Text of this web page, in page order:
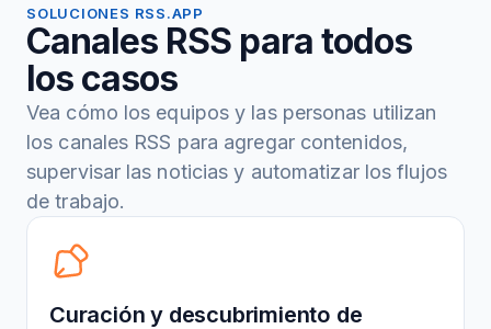
SOLUCIONES RSS.APP
Canales RSS para todos
los casos
Vea cómo los equipos y las personas utilizan
los canales RSS para agregar contenidos,
supervisar las noticias y automatizar los flujos
de trabajo.
Curación y descubrimiento de